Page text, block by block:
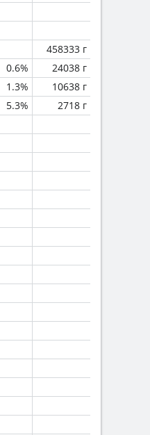
458333 г
0.6%
24038 г
1.3%
10638 г
5.3% 2718 г